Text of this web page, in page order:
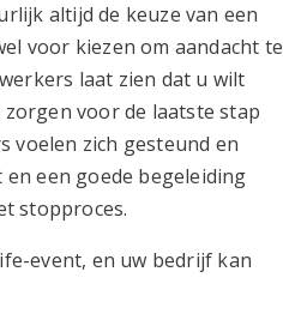
altijd de keuze van een
voor kiezen om aandacht te
laat zien dat u wilt
voor de laatste stap
voelen zich gesteund en
een goede begeleiding
stopproces.
event, en uw bedrijf kan